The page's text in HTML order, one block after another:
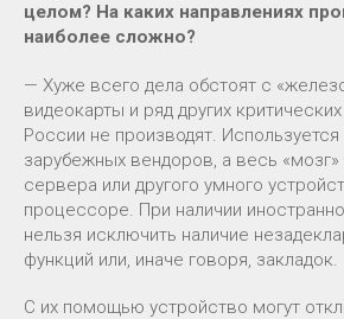
целом? На каких направлениях
наиболее сложно?
— Хуже всего дела обстоят с
видеокарты и ряд других
России не производят.
зарубежных вендоров, а весь
сервера или другого умного
процессоре. При наличии
нельзя исключить наличие
функций или, иначе говоря, закладок.
С их помощью устройство могут